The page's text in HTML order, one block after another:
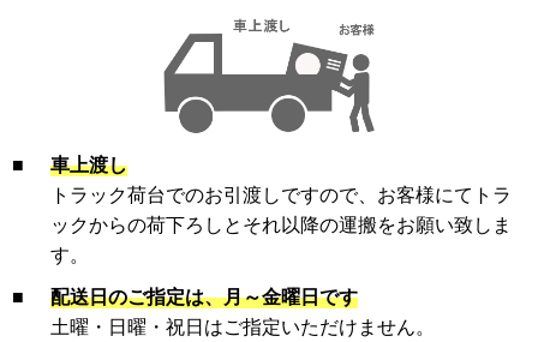
■
車上渡し
トラック荷台でのお引渡しですので、お客様にてトラ
ックからの荷下ろしとそれ以降の運搬をお願い致しま
す。
■
配送日のご指定は、月～金曜日です
土曜・日曜・祝日はご指定いただけません。